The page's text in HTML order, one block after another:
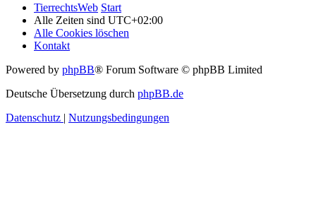
TierrechtsWeb Start
Alle Zeiten sind UTC+02:00
Alle Cookies löschen
Kontakt
Powered by phpBB® Forum Software © phpBB Limited
Deutsche Übersetzung durch phpBB.de
Datenschutz | Nutzungsbedingungen